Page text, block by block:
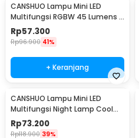
CANSHUO Lampu Mini LED
Multifungsi RGBW 45 Lumens 3
PCS with Remote - YJ-905
Rp57.300
Rp96.900 41%
+ Keranjang
CANSHUO Lampu Mini LED
Multifungsi Night Lamp Cool
White 4.5V 3W 6 PCS - TD001
Rp73.200
Rp118.900 39%